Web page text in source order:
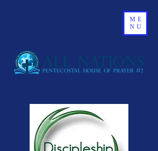
ME
NU